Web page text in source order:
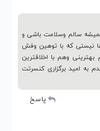
سالم وسلامت باشی و
نیستی که با توهین وفش
وهم با اخلاقترین
به امید برگزاری کنسرتت
پاسخ